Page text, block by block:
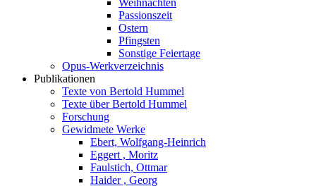
Passionszeit
Ostern
Pfingsten
Sonstige Feiertage
Opus-Werkverzeichnis
Publikationen
Texte von Bertold Hummel
Texte über Bertold Hummel
Forschung
Gewidmete Werke
Ebert, Wolfgang-Heinrich
Eggert , Moritz
Faulstich, Ottmar
Haider , Georg